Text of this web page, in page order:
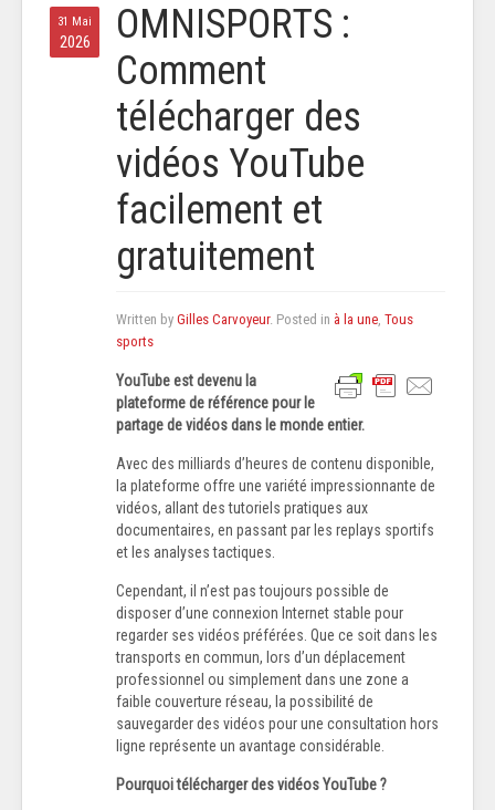
31 Mai
2026
OMNISPORTS :
Comment
télécharger des
vidéos YouTube
facilement et
gratuitement
Written by Gilles Carvoyeur. Posted in à la une, Tous
sports
YouTube est devenu la
plateforme de référence pour le
partage de vidéos dans le monde entier.
Avec des milliards d’heures de contenu disponible,
la plateforme offre une variété impressionnante de
vidéos, allant des tutoriels pratiques aux
documentaires, en passant par les replays sportifs
et les analyses tactiques.
Cependant, il n’est pas toujours possible de
disposer d’une connexion Internet stable pour
regarder ses vidéos préférées. Que ce soit dans les
transports en commun, lors d’un déplacement
professionnel ou simplement dans une zone a
faible couverture réseau, la possibilité de
sauvegarder des vidéos pour une consultation hors
ligne représente un avantage considérable.
Pourquoi télécharger des vidéos YouTube ?